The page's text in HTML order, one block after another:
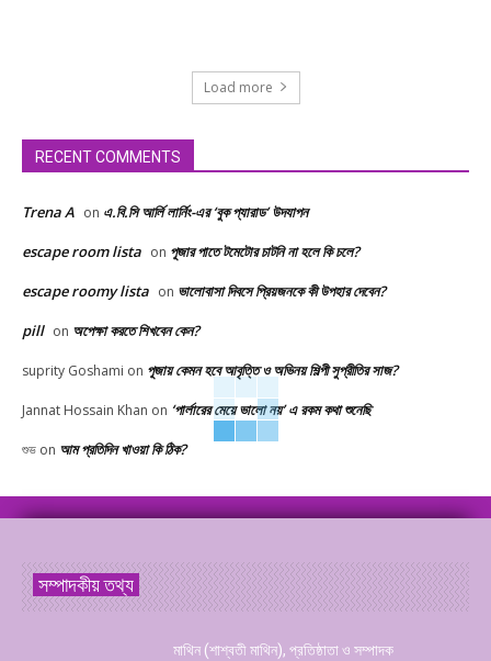
Load more
RECENT COMMENTS
Trena A on এ.বি.সি আর্লি লার্নিং-এর ‘বুক প্যারাড’ উদযাপন
escape room lista on পূজার পাতে টমেটোর চাটনি না হলে কি চলে?
escape roomy lista on ভালোবাসা দিবসে প্রিয়জনকে কী উপহার দেবেন?
pill on অপেক্ষা করতে শিখবেন কেন?
suprity Goshami on পূজায় কেমন হবে আবৃত্তি ও অভিনয় শিল্পী সুপ্রীতির সাজ?
Jannat Hossain Khan on ‘পার্লারের মেয়ে ভালো নয়’ এ রকম কথা শুনেছি
শুভ on আম প্রতিদিন খাওয়া কি ঠিক?
সম্পাদকীয় তথ্য
মাথিন (শাশ্বতী মাথিন), প্রতিষ্ঠাতা ও সম্পাদক